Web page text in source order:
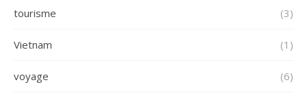
tourisme (3)
Vietnam (1)
voyage (6)